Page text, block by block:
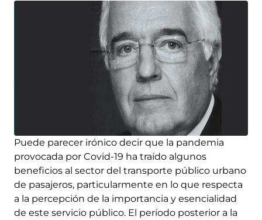
Puede parecer irónico decir que la pandemia
provocada por Covid-19 ha traído algunos
beneficios al sector del transporte público urbano
de pasajeros, particularmente en lo que respecta
a la percepción de la importancia y esencialidad
de este servicio público. El período posterior a la